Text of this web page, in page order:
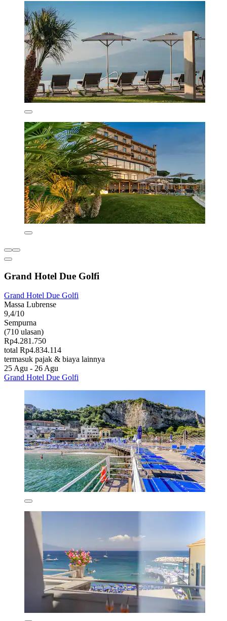
Grand Hotel Due Golfi
Grand Hotel Due Golfi
Massa Lubrense
9,4/10
Sempurna
(710 ulasan)
Rp4.281.750
total Rp4.834.114
termasuk pajak & biaya lainnya
25 Agu - 26 Agu
Grand Hotel Due Golfi